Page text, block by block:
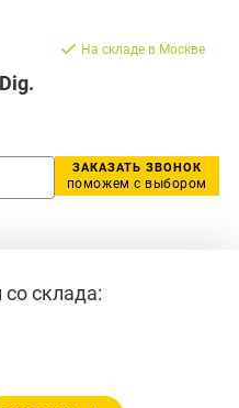
На складе в Москве
ЗАКАЗАТЬ ЗВОНОК
поможем с выбором
со склада: